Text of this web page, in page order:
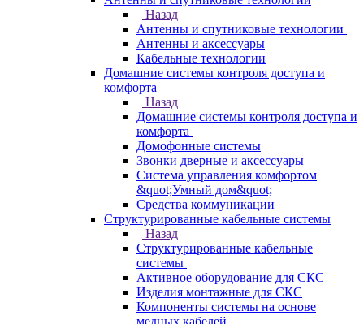
Назад
Антенны и спутниковые технологии
Антенны и аксессуары
Кабельные технологии
Домашние системы контроля доступа и
комфорта
Назад
Домашние системы контроля доступа и
комфорта
Домофонные системы
Звонки дверные и аксессуары
Система управления комфортом
&quot;Умный дом&quot;
Средства коммуникации
Структурированные кабельные системы
Назад
Структурированные кабельные
системы
Активное оборудование для СКС
Изделия монтажные для СКС
Компоненты системы на основе
медных кабелей